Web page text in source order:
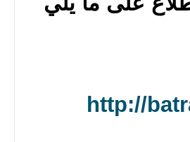
http://